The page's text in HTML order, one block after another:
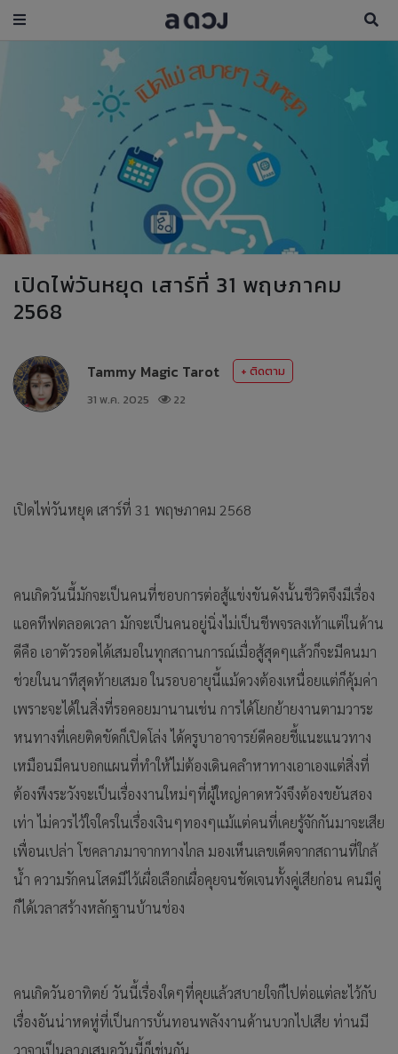
เปิดไพ่วันหยุด เสาร์ที่ 31 พฤษภาคม
2568
Tammy Magic Tarot
+ ติดตาม
31 พ.ค. 2025
22
เปิดไพ่วันหยุด เสาร์ที่ 31 พฤษภาคม 2568
คนเกิดวันนี้มักจะเป็นคนที่ชอบการต่อสู้แข่งขันดังนั้นชีวิตจึงมีเรื่อง
แอคทีฟตลอดเวลา มักจะเป็นคนอยู่นิ่งไม่เป็นชีพจรลงเท้าแต่ในด้าน
ดีคือ เอาตัวรอดได้เสมอในทุกสถานการณ์เมื่อสู้สุดๆแล้วก็จะมีคนมา
ช่วยในนาทีสุดท้ายเสมอ ในรอบอายุนี้แม้ดวงต้องเหนื่อยแต่ก็คุ้มค่า
เพราะจะได้ในสิ่งที่รอคอยมานานเช่น การได้โยกย้ายงานตามวาระ
หนทางที่เคยติดขัดก็เปิดโล่ง ได้ครูบาอาจารย์ดีคอยชี้แนะแนวทาง
เหมือนมีคนบอกแผนที่ทำให้ไม่ต้องเดินคลำหาทางเอาเองแต่สิ่งที่
ต้องพึงระวังจะเป็นเรื่องงานใหม่ๆที่ผู้ใหญ่คาดหวังจึงต้องขยันสอง
เท่า ไม่ควรไว้ใจใครในเรื่องเงินๆทองๆแม้แต่คนที่เคยรู้จักกันมาจะเสีย
เพื่อนเปล่า โชคลาภมาจากทางไกล มองเห็นเลขเด็ดจากสถานที่ใกล้
น้ำ ความรักคนโสดมีไว้เผื่อเลือกเผื่อคุยจนชัดเจนทั้งคู่เสียก่อน คนมีคู่
ก็ได้เวลาสร้างหลักฐานบ้านช่อง
คนเกิดวันอาทิตย์ วันนี้เรื่องใดๆที่คุยแล้วสบายใจก็ไปต่อแต่ละไว้กับ
เรื่องอันน่าหดหู่ที่เป็นการบั่นทอนพลังงานด้านบวกไปเสีย ท่านมี